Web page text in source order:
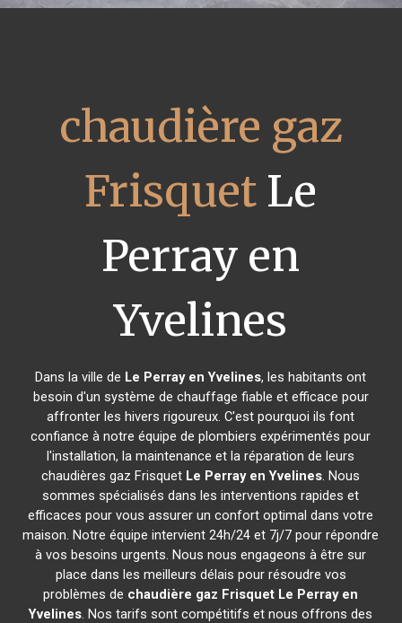
chaudière gaz
Frisquet Le
Perray en
Yvelines
Dans la ville de Le Perray en Yvelines, les habitants ont
besoin d'un système de chauffage fiable et efficace pour
affronter les hivers rigoureux. C'est pourquoi ils font
confiance à notre équipe de plombiers expérimentés pour
l'installation, la maintenance et la réparation de leurs
chaudières gaz Frisquet Le Perray en Yvelines. Nous
sommes spécialisés dans les interventions rapides et
efficaces pour vous assurer un confort optimal dans votre
maison. Notre équipe intervient 24h/24 et 7j/7 pour répondre
à vos besoins urgents. Nous nous engageons à être sur
place dans les meilleurs délais pour résoudre vos
problèmes de chaudière gaz Frisquet Le Perray en
Yvelines. Nos tarifs sont compétitifs et nous offrons des